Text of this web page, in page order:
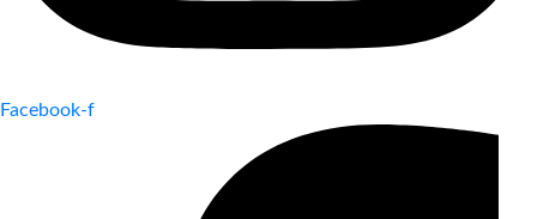
Facebook-f